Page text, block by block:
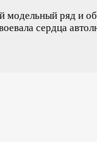
модельный ряд и
сердца